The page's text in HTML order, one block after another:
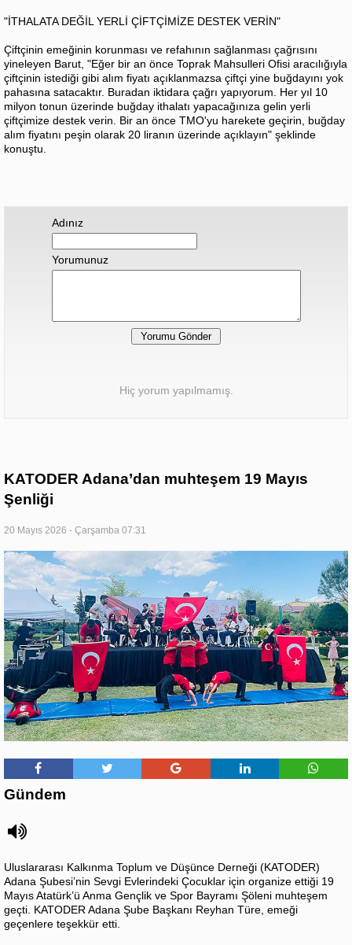
"İTHALATA DEĞİL YERLİ ÇİFTÇİMİZE DESTEK VERİN"
Çiftçinin emeğinin korunması ve refahının sağlanması çağrısını
yineleyen Barut, "Eğer bir an önce Toprak Mahsulleri Ofisi aracılığıyla
çiftçinin istediği gibi alım fiyatı açıklanmazsa çiftçi yine buğdayını yok
pahasına satacaktır. Buradan iktidara çağrı yapıyorum. Her yıl 10
milyon tonun üzerinde buğday ithalatı yapacağınıza gelin yerli
çiftçimize destek verin. Bir an önce TMO'yu harekete geçirin, buğday
alım fiyatını peşin olarak 20 liranın üzerinde açıklayın" şeklinde
konuştu.
Adınız
Yorumunuz
Hiç yorum yapılmamış.
KATODER Adana’dan muhteşem 19 Mayıs
Şenliği
20 Mayıs 2026 - Çarşamba 07:31
Gündem
Uluslararası Kalkınma Toplum ve Düşünce Derneği (KATODER)
Adana Şubesi’nin Sevgi Evlerindeki Çocuklar için organize ettiği 19
Mayıs Atatürk’ü Anma Gençlik ve Spor Bayramı Şöleni muhteşem
geçti. KATODER Adana Şube Başkanı Reyhan Türe, emeği
geçenlere teşekkür etti.